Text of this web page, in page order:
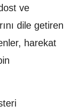
ve
dile getiren
harekat